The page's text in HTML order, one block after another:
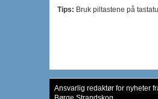
Tips: Bruk piltastene på
Ansvarlig redaktør for nyheter